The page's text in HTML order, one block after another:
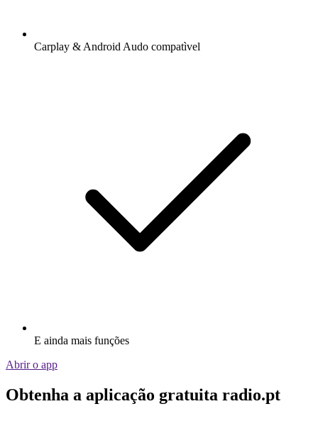
Carplay & Android Audo compatìvel
E ainda mais funções
Abrir o app
Obtenha a aplicação gratuita radio.pt